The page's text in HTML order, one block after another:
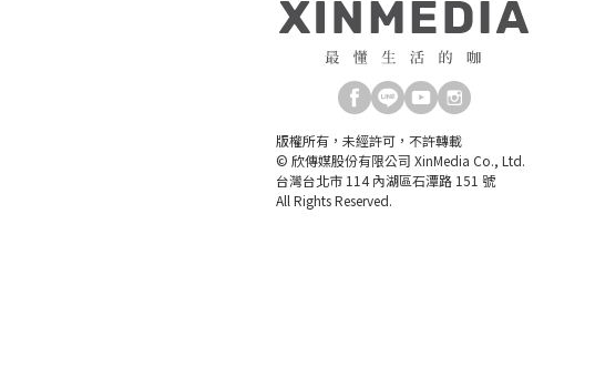
版權所有，未經許可，不許轉載
© 欣傳媒股份有限公司 XinMedia Co., Ltd.
台灣台北市 114 內湖區石潭路 151 號
All Rights Reserved.